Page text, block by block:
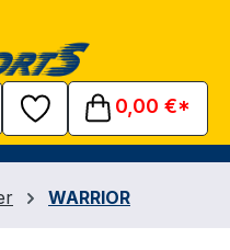
0,00 €*
WARRIOR